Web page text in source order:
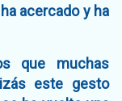
acercado y ha
que muchas
este gesto